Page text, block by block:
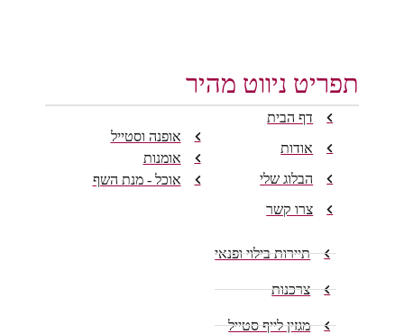
תפריט ניווט מהיר
דף הבית
אודות
הבלוג שלי
צרו קשר
אופנה וסטייל
אומנות
אוכל - מנת השף
תיירות בילוי ופנאי
צרכנות
מגזין לייף סטייל